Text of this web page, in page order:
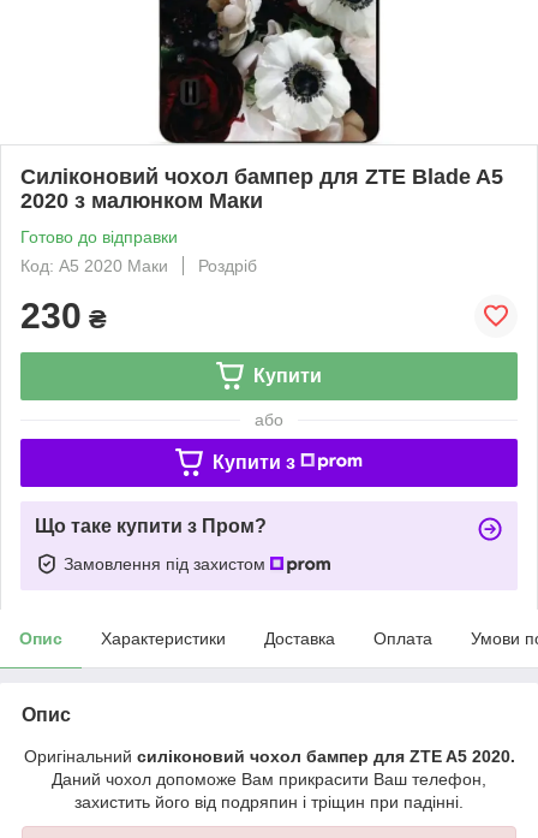
Силіконовий чохол бампер для ZTE Blade A5
2020 з малюнком Маки
Готово до відправки
Код: A5 2020 Маки
Роздріб
230 ₴
Купити
або
Купити з
Що таке купити з Пром?
Замовлення під захистом
Опис Характеристики Доставка Оплата Умови
Опис
Оригінальний силіконовий чохол бампер для ZTE A5 2020.
Даний чохол допоможе Вам прикрасити Ваш телефон,
захистить його від подряпин і тріщин при падінні.